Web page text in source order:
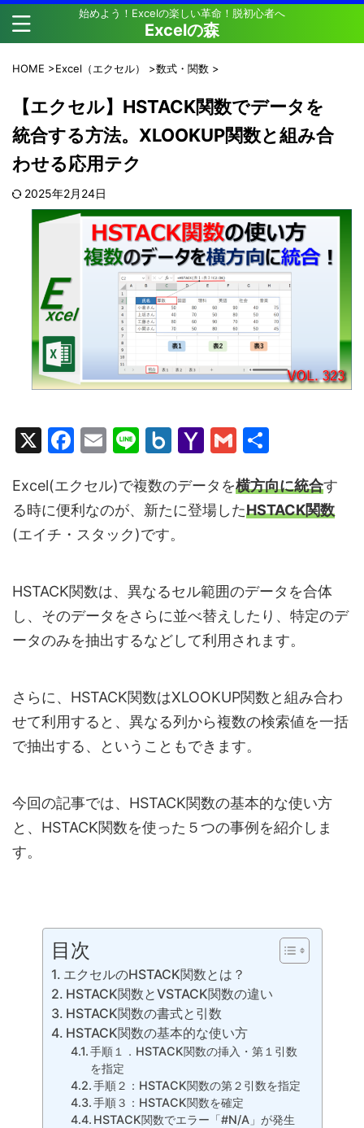
始めよう！Excelの楽しい革命！脱初心者へ
Excelの森
HOME >Excel（エクセル） >数式・関数 >
【エクセル】HSTACK関数でデータを
統合する方法。XLOOKUP関数と組み合
わせる応用テク
2025年2月24日
X
F
c
e
b
o
k
E
ai
l
Li
e
B
x.
n
et
Y
h
o
ai
l
G
ai
l
Excel(エクセル)で複数のデータを横方向に統合す
る時に便利なのが、新たに登場したHSTACK関数
(エイチ・スタック)です。
HSTACK関数は、異なるセル範囲のデータを合体
し、そのデータをさらに並べ替えしたり、特定のデ
ータのみを抽出するなどして利用されます。
さらに、HSTACK関数はXLOOKUP関数と組み合わ
せて利用すると、異なる列から複数の検索値を一括
で抽出する、ということもできます。
今回の記事では、HSTACK関数の基本的な使い方
と、HSTACK関数を使った５つの事例を紹介しま
す。
目次
エクセルのHSTACK関数とは？
HSTACK関数とVSTACK関数の違い
HSTACK関数の書式と引数
HSTACK関数の基本的な使い方
手順１．HSTACK関数の挿入・第１引数
を指定
手順２：HSTACK関数の第２引数を指定
手順３：HSTACK関数を確定
HSTACK関数でエラー「#N/A」が発生